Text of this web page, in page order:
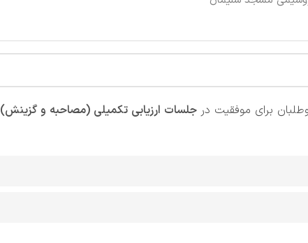
برای موفقیت درجلسات ارزیابی تکمیلی (مصاحبه و گزینش)